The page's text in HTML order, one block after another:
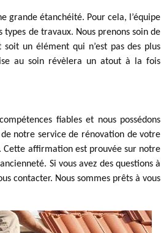
grande étanchéité. Pour cela, l’équipe
de travaux. Nous prenons soin de
un élément qui n’est pas des plus
au soin révèlera un atout à la fois
fiables et nous possédons
notre service de rénovation de votre
affirmation est prouvée sur notre
Si vous avez des questions à
contacter. Nous sommes prêts à vous